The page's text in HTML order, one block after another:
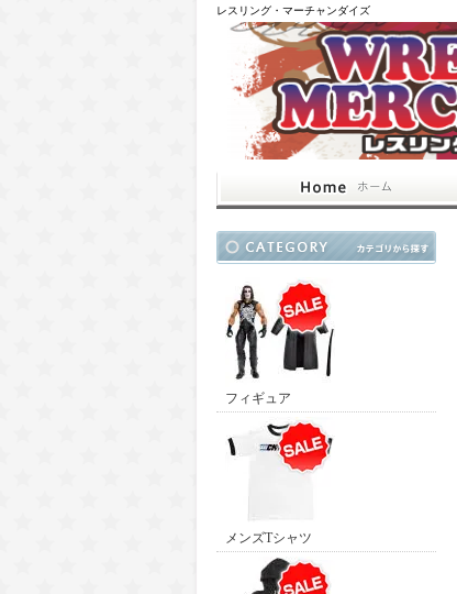
レスリング・マーチャンダイズ
フィギュア
メンズTシャツ